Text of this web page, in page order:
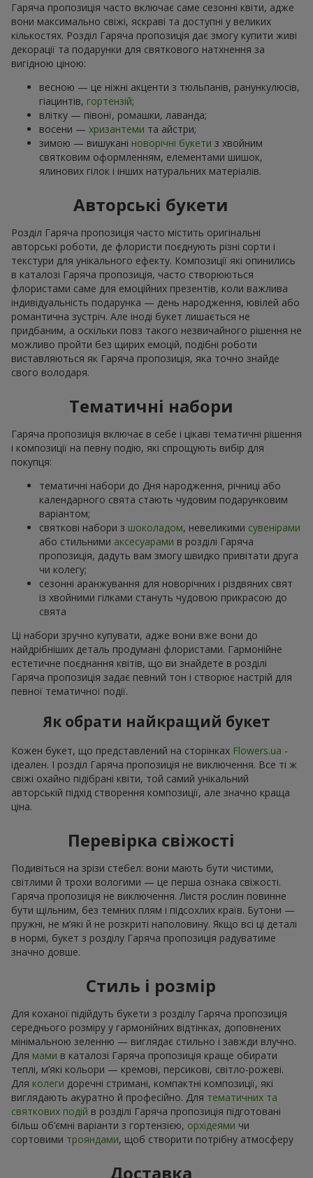
Гаряча пропозиція часто включає саме сезонні квіти, адже
вони максимально свіжі, яскраві та доступні у великих
кількостях. Розділ Гаряча пропозиція дає змогу купити живі
декорації та подарунки для святкового натхнення за
вигідною ціною:
весною — це ніжні акценти з тюльпанів, ранункулюсів,
гіацинтів, гортензій;
влітку — півонї, ромашки, лаванда;
восени — хризантеми та айстри;
зимою — вишукані новорічні букети з хвойним
святковим оформленням, елементами шишок,
ялинових гілок і інших натуральних матеріалів.
Авторські букети
Розділ Гаряча пропозиція часто містить оригінальні
авторські роботи, де флористи поєднують різні сорти і
текстури для унікального ефекту. Композиції які опинились
в каталозі Гаряча пропозиція, часто створюються
флористами саме для емоційних презентів, коли важлива
індивідуальність подарунка — день народження, ювілей або
романтична зустріч. Але іноді букет лишається не
придбаним, а оскільки повз такого незвичайного рішення не
можливо пройти без щирих емоцій, подібні роботи
виставляються як Гаряча пропозиція, яка точно знайде
свого володаря.
Тематичні набори
Гаряча пропозиція включає в себе і цікаві тематичні рішення
і композиції на певну подію, які спрощують вибір для
покупця:
тематичні набори до Дня народження, річниці або
календарного свята стають чудовим подарунковим
варіантом;
святкові набори з шоколадом, невеликими сувенірами
або стильними аксесуарами в розділі Гаряча
пропозиція, дадуть вам змогу швидко привітати друга
чи колегу;
сезонні аранжування для новорічних і різдвяних свят
із хвойними гілками стануть чудовою прикрасою до
свята
Ці набори зручно купувати, адже вони вже вони до
найдрібніших деталь продумані флористами. Гармонійне
естетичне поєднання квітів, що ви знайдете в розділі
Гаряча пропозиція задає певний тон і створює настрій для
певної тематичної події.
Як обрати найкращий букет
Кожен букет, що представлений на сторінках Flowers.ua -
ідеален. І розділ Гаряча пропозиція не виключення. Все ті ж
свіжі охайно підібрані квіти, той самий унікальний
авторській підхід створення композиції, але значно краща
ціна.
Перевірка свіжості
Подивіться на зрізи стебел: вони мають бути чистими,
світлими й трохи вологими — це перша ознака свіжості.
Гаряча пропозиція не виключення. Листя рослин повинне
бути щільним, без темних плям і підсохлих країв. Бутони —
пружні, не м’які й не розкриті наполовину. Якщо всі ці деталі
в нормі, букет з розділу Гаряча пропозиція радуватиме
значно довше.
Стиль і розмір
Для коханої підійдуть букети з розділу Гаряча пропозиція
середнього розміру у гармонійних відтінках, доповнених
мінімальною зеленню — виглядає стильно і завжди влучно.
Для мами в каталозі Гаряча пропозиція краще обирати
теплі, м’які кольори — кремові, персикові, світло-рожеві.
Для колеги доречні стримані, компактні композиції, які
виглядають акуратно й професійно. Для тематичних та
святкових подій в розділі Гаряча пропозиція підготовані
більш об’ємні варіанти з гортензією, орхідеями чи
сортовими трояндами, щоб створити потрібну атмосферу
Доставка